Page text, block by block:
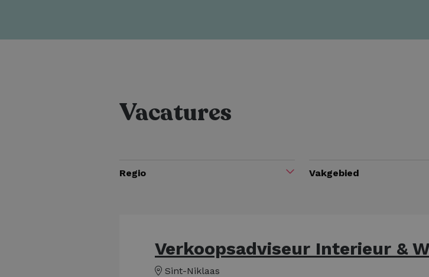
Vacatures
Regio Vakgebied
Verkoopsadviseur Interieur &
Sint-Niklaas